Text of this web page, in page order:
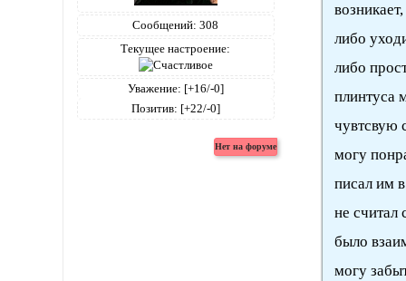
Сообщений: 308
Текущее настроение:
Уважение: [+16/-0]
Позитив: [+22/-0]
либо
либо
плинтуса
чувтсвую
могу
писал им
не считал
было
могу